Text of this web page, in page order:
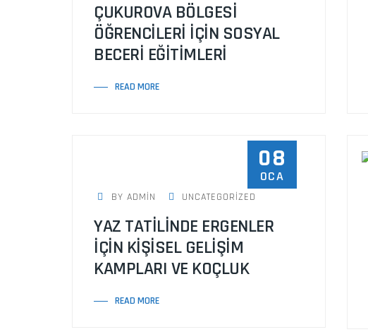
ÇUKUROVA BÖLGESİ
ÖĞRENCİLERİ İÇİN SOSYAL
BECERİ EĞİTİMLERİ
READ MORE
08
OCA
BY ADMIN UNCATEGORIZED
YAZ TATİLİNDE ERGENLER
İÇİN KİŞİSEL GELİŞİM
KAMPLARI VE KOÇLUK
READ MORE